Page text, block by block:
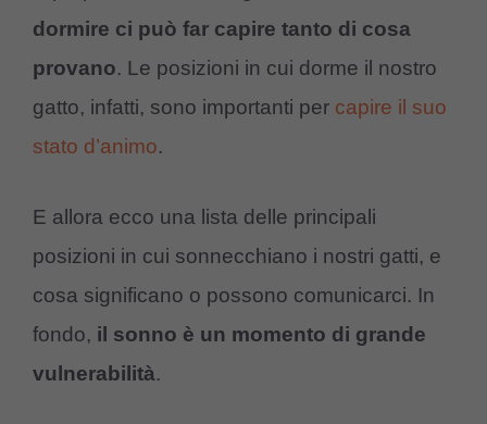
dormire ci può far capire tanto di cosa
provano. Le posizioni in cui dorme il nostro
gatto, infatti, sono importanti per capire il suo
stato d’animo.
E allora ecco una lista delle principali
posizioni in cui sonnecchiano i nostri gatti, e
cosa significano o possono comunicarci. In
fondo, il sonno è un momento di grande
vulnerabilità.